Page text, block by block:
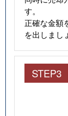
す。
正確な金額
を出しまし
STEP3